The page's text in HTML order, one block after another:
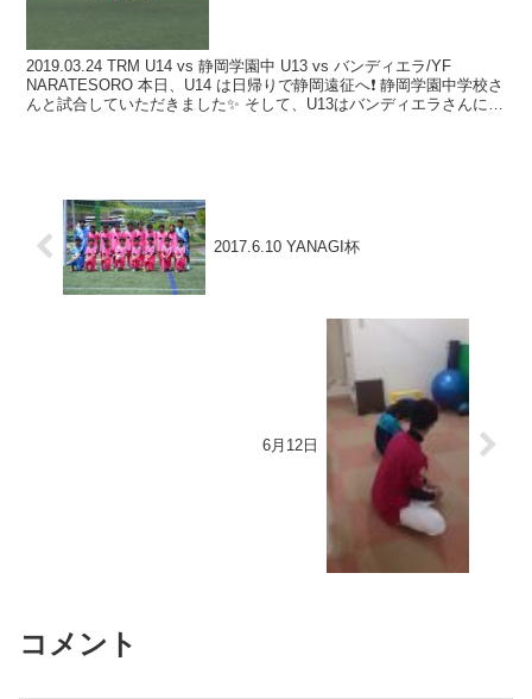
2019.03.24 TRM U14 vs 静岡学園中 U13 vs バンディエラ/YF
NARATESORO 本日、U14 は日帰りで静岡遠征へ❗️ 静岡学園中学校さ
んと試合していただきました✨ そして、U13はバンディエラさんにお
2017.6.10 YANAGI杯
6月12日
コメント